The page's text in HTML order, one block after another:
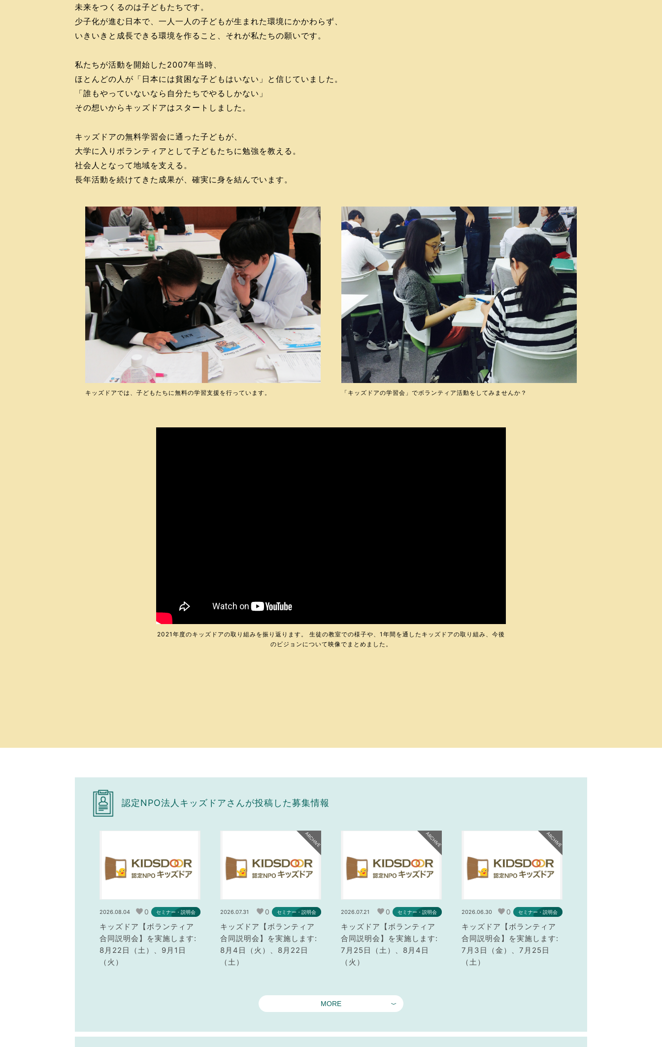
未来をつくるのは子どもたちです。
少子化が進む日本で、一人一人の子どもが生まれた環境にかかわらず、
いきいきと成長できる環境を作ること、それが私たちの願いです。
私たちが活動を開始した2007年当時、
ほとんどの人が「日本には貧困な子どもはいない」と信じていました。
「誰もやっていないなら自分たちでやるしかない」
その想いからキッズドアはスタートしました。
キッズドアの無料学習会に通った子どもが、
大学に入りボランティアとして子どもたちに勉強を教える。
社会人となって地域を支える。
長年活動を続けてきた成果が、確実に身を結んでいます。
キッズドアでは、子どもたちに無料の学習支援を行っています。 「キッズドアの学習会」でボランティア活動をしてみませんか？
2021年度のキッズドアの取り組みを振り返ります。 生徒の教室での様子や、1年間を通したキッズドアの取り組み、今後
のビジョンについて映像でまとめました。
認定NPO法人キッズドアさんが投稿した募集情報
2026.08.04 0 セミナー・説明会
キッズドア【ボランティア
合同説明会】を実施します:
8月22日（土）、9月1日
（火）
ARCHIVE
2026.07.31 0 セミナー・説明会
キッズドア【ボランティア
合同説明会】を実施します:
8月4日（火）、8月22日
（土）
ARCHIVE
2026.07.21 0 セミナー・説明会
キッズドア【ボランティア
合同説明会】を実施します:
7月25日（土）、8月4日
（火）
ARCHIVE
2026.06.30 0 セミナー・説明会
キッズドア【ボランティア
合同説明会】を実施します:
7月3日（金）、7月25日
（土）
MORE